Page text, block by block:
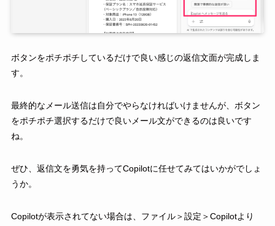
ボタンをポチポチしているだけで良い感じの返信文面が完成しま
す。
最終的なメール送信は自分でやらなければいけませんが、ボタン
をポチポチ選択するだけで良いメール文ができるのは良いです
ね。
ぜひ、返信文を勇気を持ってCopilotに任せてみてはいかがでしょ
うか。
Copilotが表示されてない場合は、ファイル＞設定＞Copilotより